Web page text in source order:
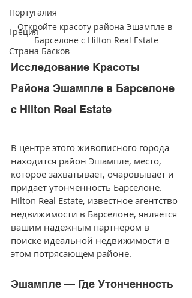
Португалия
Греция
Страна Басков
Откройте красоту района Эшампле в
Барселоне с Hilton Real Estate
Исследование Красоты
Района Эшампле в Барселоне
с Hilton Real Estate
В центре этого живописного города
находится район Эшампле, место,
которое захватывает, очаровывает и
придает утонченность Барселоне.
Hilton Real Estate, известное агентство
недвижимости в Барселоне, является
вашим надежным партнером в
поиске идеальной недвижимости в
этом потрясающем районе.
Эшампле — Где Утонченность